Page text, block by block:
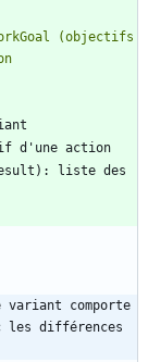
(objectifs
liste des
variant comporte
les différences